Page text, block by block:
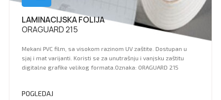
LAMINACIJSKA FOLIJA
ORAGUARD 215
Mekani PVC film, sa visokom razinom UV zaštite. Dostupan u
sjaj i mat varijanti. Koristi se za unutrašnju i vanjsku zaštitu
digitalne grafike velikog formata.Oznaka: ORAGUARD 215
POGLEDAJ